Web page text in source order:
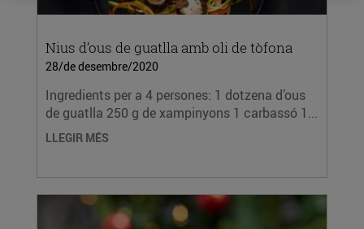
Nius d’ous de guatlla amb oli de tòfona
28/de desembre/2020
Ingredients per a 4 persones: 1 dotzena d’ous
de guatlla 250 g de xampinyons 1 carbassó 1...
LLEGIR MÉS